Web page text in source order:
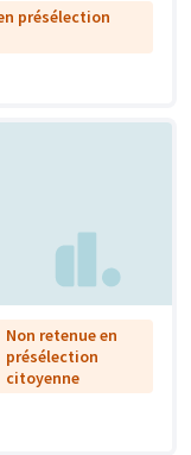
présélection
Non retenue en
présélection
citoyenne